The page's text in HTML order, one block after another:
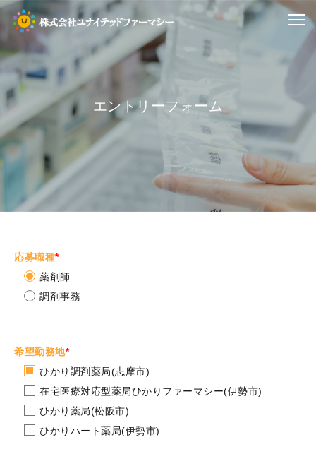
エントリーフォーム
応募職種*
薬剤師
調剤事務
希望勤務地*
ひかり調剤薬局(志摩市)
在宅医療対応型薬局ひかりファーマシー(伊勢市)
ひかり薬局(松阪市)
ひかりハート薬局(伊勢市)